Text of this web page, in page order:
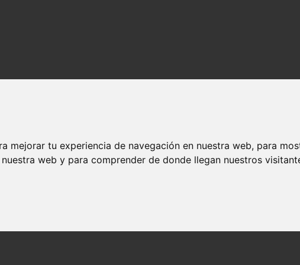
mejorar tu experiencia de navegación en nuestra web, para
web y para comprender de donde llegan nuestros